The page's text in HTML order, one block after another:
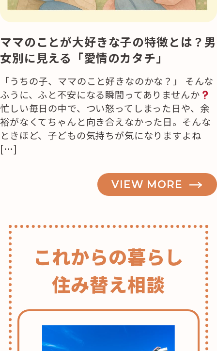
ママのことが大好きな子の特徴とは？男
女別に見える「愛情のカタチ」
「うちの子、ママのこと好きなのかな？」 そんな
ふうに、ふと不安になる瞬間ってありませんか
忙しい毎日の中で、つい怒ってしまった日や、余
裕がなくてちゃんと向き合えなかった日。そんな
ときほど、子どもの気持ちが気になりますよね
[…]
VIEW MORE
これからの暮らし
住み替え相談